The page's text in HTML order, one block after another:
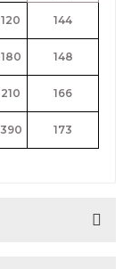
144
148
166
173